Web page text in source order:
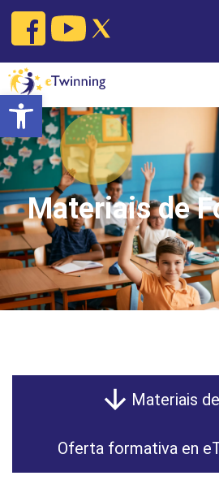
Open toolbar
Materiais de
Materiais
Oferta formativa en